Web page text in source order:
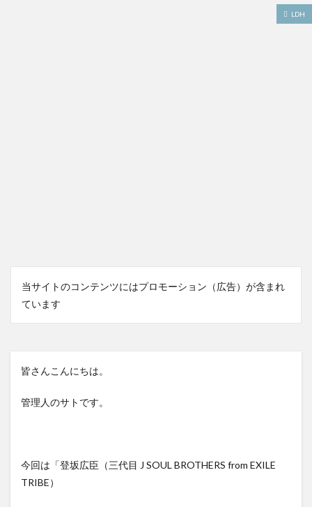
LDH
当サイトのコンテンツにはプロモーション（広告）が含まれ
ています
皆さんこんにちは。
管理人のサトです。
今回は「登坂広臣（三代目 J SOUL BROTHERS from EXILE
TRIBE）